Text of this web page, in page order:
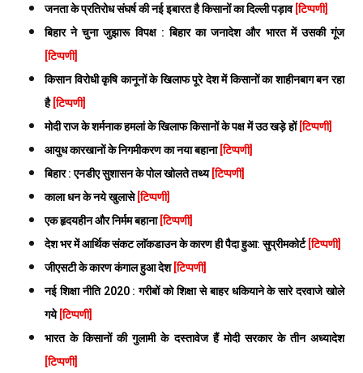
जनता के प्रतिरोध संघर्ष की नई इबारत है किसानों का दिल्ली पड़ाव [टिप्पणी]
बिहार ने चुना जुझारू विपक्ष : बिहार का जनादेश और भारत में उसकी गूंज
[टिप्पणी]
किसान विरोधी कृषि कानूनों के खिलाफ पूरे देश में किसानों का शाहीनबाग बन रहा
है [टिप्पणी]
मोदी राज के शर्मनाक हमलां के खिलाफ किसानों के पक्ष में उठ खड़े हों [टिप्पणी]
आयुध कारखानों के निगमीकरण का नया बहाना [टिप्पणी]
बिहार : एनडीए सुशासन के पोल खोलते तथ्य [टिप्पणी]
काला धन के नये खुलासे [टिप्पणी]
एक हृदयहीन और निर्मम बहाना [टिप्पणी]
देश भर में आर्थिक संकट लाॅकडाउन के कारण ही पैदा हुआ: सुप्रीमकोर्ट [टिप्पणी]
जीएसटी के कारण कंगाल हुआ देश [टिप्पणी]
नई शिक्षा नीति 2020 : गरीबों को शिक्षा से बाहर धकियाने के सारे दरवाजे खोले
गये [टिप्पणी]
भारत के किसानों की गुलामी के दस्तावेज हैं मोदी सरकार के तीन अध्यादेश
[टिप्पणी]